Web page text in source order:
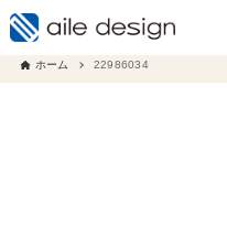
ホーム 22986034